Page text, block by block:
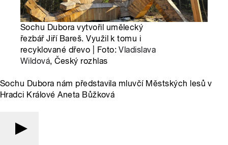
Sochu Dubora vytvořil umělecký
řezbář Jiří Bareš. Využil k tomu i
recyklované dřevo | Foto:Vladislava
Wildová, Český rozhlas
Sochu Dubora nám představila mluvčí Městských lesů v
Hradci Králové Aneta Bůžková